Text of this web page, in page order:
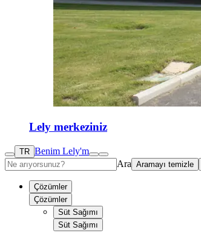
Lely merkeziniz
TR Benim Lely'm
Ara Aramayı temizle
Çözümler
Çözümler
Süt Sağımı
Süt Sağımı